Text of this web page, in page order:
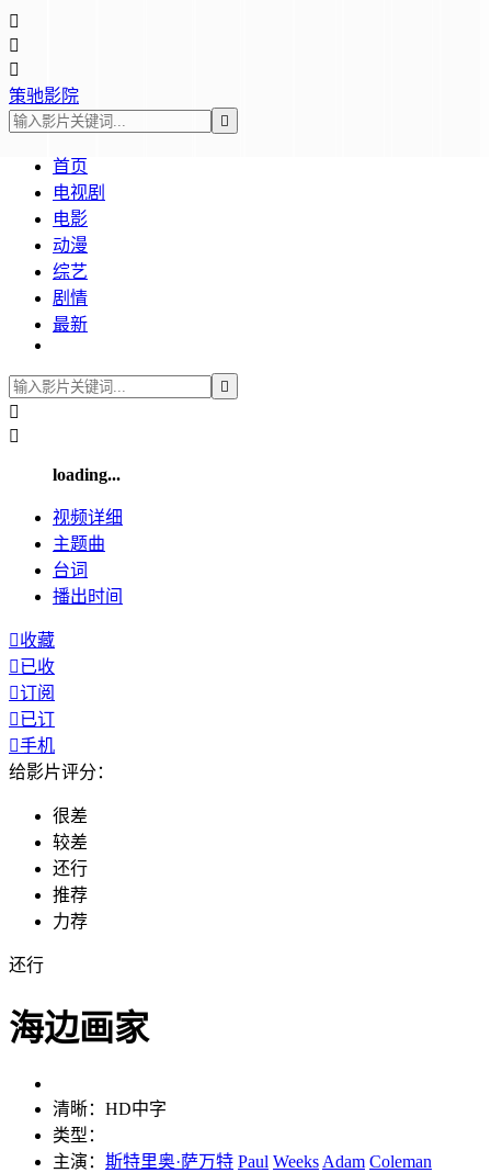



策驰影院

首页
电视剧
电影
动漫
综艺
剧情
最新



loading...
视频详细
主题曲
台词
播出时间
收藏
已收
订阅
已订
手机
给影片评分：
很差
较差
还行
推荐
力荐
还行
海边画家
清晰： HD中字
类型：
主演： 斯特里奥·萨万特 Paul Weeks Adam Coleman